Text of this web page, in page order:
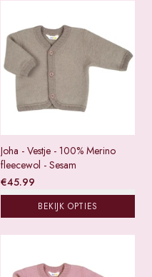
Joha - Vestje - 100% Merino
fleecewol - Sesam
€45.99
BEKIJK OPTIES